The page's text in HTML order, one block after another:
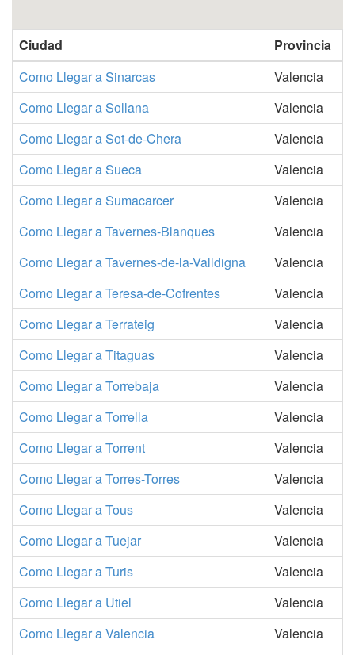
Ciudad
Provincia
Como Llegar a Sinarcas
Valencia
Como Llegar a Sollana
Valencia
Como Llegar a Sot-de-Chera
Valencia
Como Llegar a Sueca
Valencia
Como Llegar a Sumacarcer
Valencia
Como Llegar a Tavernes-Blanques
Valencia
Como Llegar a Tavernes-de-la-Valldigna
Valencia
Como Llegar a Teresa-de-Cofrentes
Valencia
Como Llegar a Terrateig
Valencia
Como Llegar a Titaguas
Valencia
Como Llegar a Torrebaja
Valencia
Como Llegar a Torrella
Valencia
Como Llegar a Torrent
Valencia
Como Llegar a Torres-Torres
Valencia
Como Llegar a Tous
Valencia
Como Llegar a Tuejar
Valencia
Como Llegar a Turis
Valencia
Como Llegar a Utiel
Valencia
Como Llegar a Valencia
Valencia